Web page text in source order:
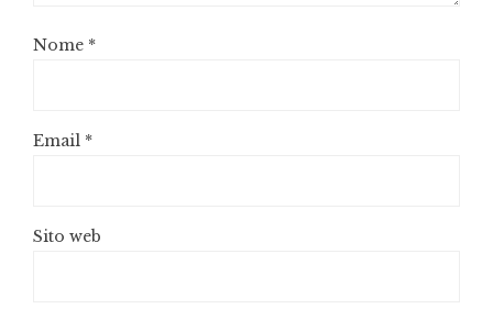
Nome *
Email *
Sito web